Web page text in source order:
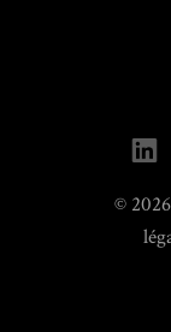
©